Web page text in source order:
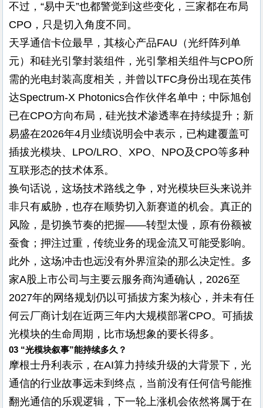
不过，“易中天”也都警觉到这些变化，三家都在布局
CPO，只是切入角度不同。
天孚通信卡位最早，其核心产品FAU（光纤阵列单
元）和硅光引擎封装组件，光引擎相关组件与CPO所
需的光电封装高度相关，并曾以TFC身份出现在英伟
达Spectrum-X Photonics合作伙伴名单中；中际旭创
已在CPO方向布局，硅光技术渗透率在持续提升；新
易盛在2026年4月业绩说明会中表示，已构建覆盖可
插拔光模块、LPO/LRO、XPO、NPO及CPO等多种
互联形态的技术体系。
换句话说，这场技术路线之争，对光模块巨头来说并
非只有威胁，也存在顺势切入新赛道的机会。真正的
风险，是切换节奏的把握——转型太慢，原有份额被
蚕食；押注过重，传统业务的现金流又可能受影响。
此外，这场冲击也远没有外界渲染的那么决定性。多
家A股上市公司与主要云服务商沟通确认，2026至
2027年的网络规划仍以可插拔方案为核心，并未有任
何云厂商计划在近两三年内大规模部署CPO。可插拔
光模块的生命周期，比市场想象的要长得多。
03 “光模块叙事”能持续多久？
摩根士丹利表示，在AI算力持续升级的大背景下，光
通信的行业故事远未到终点，当前没有任何信号能推
翻光通信的乐观逻辑，下一轮上涨机会依然将属于在